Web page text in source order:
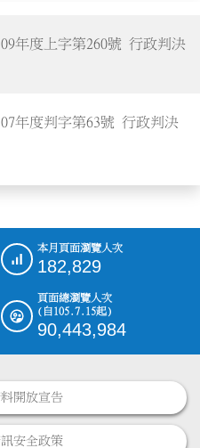
年度上字第260號 行政判決
年度判字第63號 行政判決
本月頁面瀏覽人次
182,829
頁面總瀏覽人次
(自105.7.15起)
90,443,984
開放宣告
安全政策